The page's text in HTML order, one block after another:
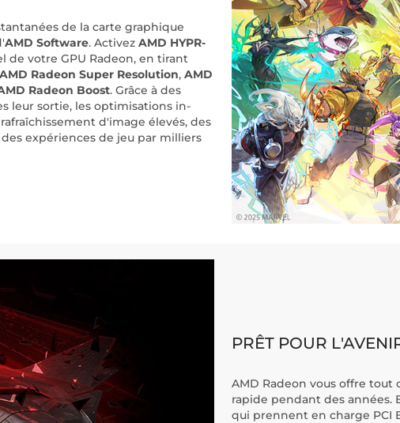
de la carte graphique
AMD Software. Activez AMD HYPR-
votre GPU Radeon, en tirant
AMD Radeon Super Resolution, AMD
Radeon Boost. Grâce à des
leur sortie, les optimisations in-
d'image élevés, des
expériences de jeu par milliers
PRÊT POUR
AMD Radeon vous offre tout
rapide pendant des années.
qui prennent en charge PCI